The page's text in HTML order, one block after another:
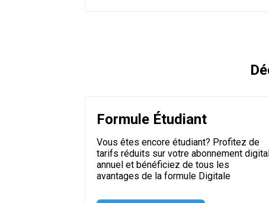
Formule Étudiant
Vous êtes encore étudiant? Profitez de
tarifs réduits sur votre abonnement
annuel et bénéficiez de tous les
avantages de la formule Digitale